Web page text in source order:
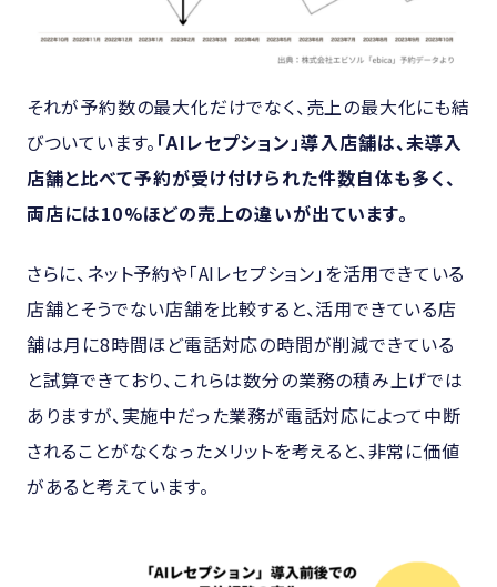
それが予約数の最大化だけでなく、売上の最大化にも結
びついています。 「AIレセプション」導入店舗は、未導入
店舗と比べて予約が受け付けられた件数自体も多く、
両店には10%ほどの売上の違いが出ています。
さらに、ネット予約や「AIレセプション」を活用できている
店舗とそうでない店舗を比較すると、活用できている店
舗は月に8時間ほど電話対応の時間が削減できている
と試算できており、これらは数分の業務の積み上げでは
ありますが、実施中だった業務が電話対応によって中断
されることがなくなったメリットを考えると、非常に価値
があると考えています。